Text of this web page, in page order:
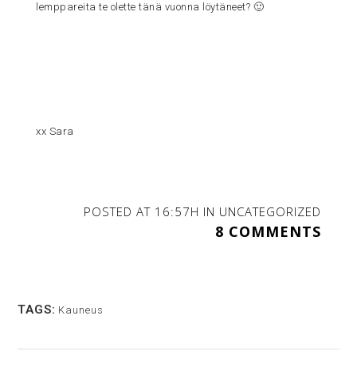
lemppareita te olette tänä vuonna löytäneet? 🙂
xx Sara
POSTED AT 16:57H IN UNCATEGORIZED
8 COMMENTS
TAGS: Kauneus